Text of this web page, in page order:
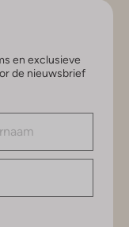
en exclusieve
de nieuwsbrief